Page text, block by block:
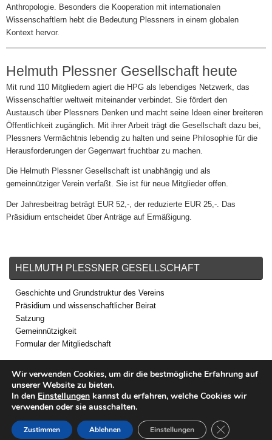
Anthropologie. Besonders die Kooperation mit internationalen
Wissenschaftlern hebt die Bedeutung Plessners in einem globalen
Kontext hervor.
Helmuth Plessner Gesellschaft heute
Mit rund 110 Mitgliedern agiert die HPG als lebendiges Netzwerk, das
Wissenschaftler weltweit miteinander verbindet. Sie fördert den
Austausch über Plessners Denken und macht seine Ideen einer breiteren
Öffentlichkeit zugänglich. Mit ihrer Arbeit trägt die Gesellschaft dazu bei,
Plessners Vermächtnis lebendig zu halten und seine Philosophie für die
Herausforderungen der Gegenwart fruchtbar zu machen.
Die Helmuth Plessner Gesellschaft ist unabhängig und als
gemeinnütziger Verein verfaßt. Sie ist für neue Mitglieder offen.
Der Jahresbeitrag beträgt EUR 52,-, der reduzierte EUR 25,-. Das
Präsidium entscheidet über Anträge auf Ermäßigung.
HELMUTH PLESSNER GESELLSCHAFT
Geschichte und Grundstruktur des Vereins
Präsidium und wissenschaftlicher Beirat
Satzung
Gemeinnützigkeit
Formular der Mitgliedschaft
ENGLISH:
IMPRESSUM & DATENSCHUTZ
HELMUTH PLESSNER RELEVANTE LINKS
Wir verwenden Cookies, um dir die bestmögliche Erfahrung auf
unserer Website zu bieten.
In den Einstellungen kannst du erfahren, welche Cookies wir
verwenden oder sie ausschalten.
Zustimmen Ablehnen Einstellungen GDPR